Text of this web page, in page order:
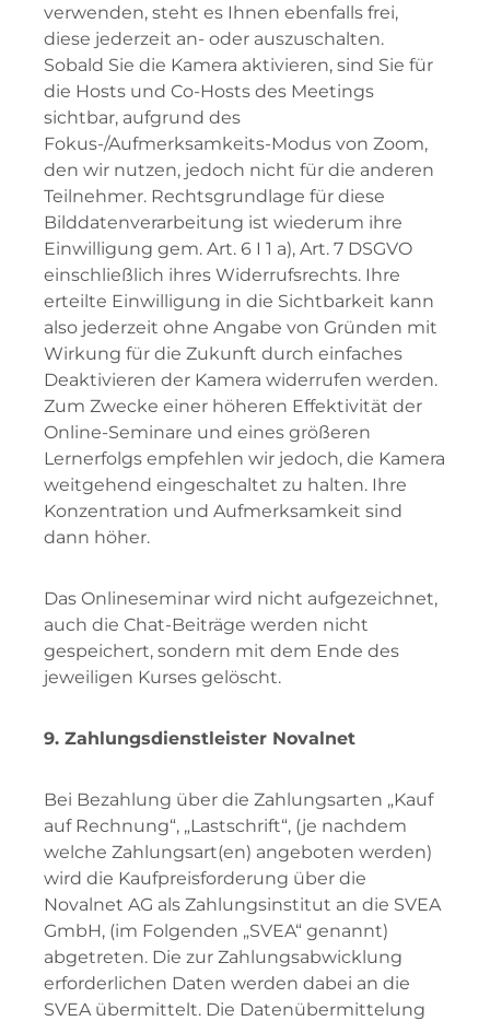
verwenden, steht es Ihnen ebenfalls frei,
diese jederzeit an- oder auszuschalten.
Sobald Sie die Kamera aktivieren, sind Sie für
die Hosts und Co-Hosts des Meetings
sichtbar, aufgrund des
Fokus-/Aufmerksamkeits-Modus von Zoom,
den wir nutzen, jedoch nicht für die anderen
Teilnehmer. Rechtsgrundlage für diese
Bilddatenverarbeitung ist wiederum ihre
Einwilligung gem. Art. 6 I 1 a), Art. 7 DSGVO
einschließlich ihres Widerrufsrechts. Ihre
erteilte Einwilligung in die Sichtbarkeit kann
also jederzeit ohne Angabe von Gründen mit
Wirkung für die Zukunft durch einfaches
Deaktivieren der Kamera widerrufen werden.
Zum Zwecke einer höheren Effektivität der
Online-Seminare und eines größeren
Lernerfolgs empfehlen wir jedoch, die Kamera
weitgehend eingeschaltet zu halten. Ihre
Konzentration und Aufmerksamkeit sind
dann höher.
Das Onlineseminar wird nicht aufgezeichnet,
auch die Chat-Beiträge werden nicht
gespeichert, sondern mit dem Ende des
jeweiligen Kurses gelöscht.
9. Zahlungsdienstleister Novalnet
Bei Bezahlung über die Zahlungsarten „Kauf
auf Rechnung“, „Lastschrift“, (je nachdem
welche Zahlungsart(en) angeboten werden)
wird die Kaufpreisforderung über die
Novalnet AG als Zahlungsinstitut an die SVEA
GmbH, (im Folgenden „SVEA“ genannt)
abgetreten. Die zur Zahlungsabwicklung
erforderlichen Daten werden dabei an die
SVEA übermittelt. Die Datenübermittelung